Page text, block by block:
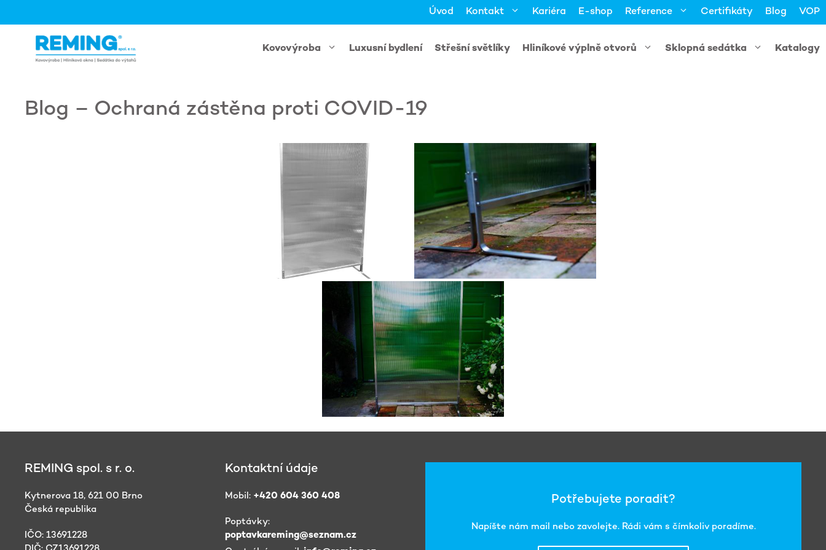
Úvod Kontakt Kariéra E-shop Reference Certifikáty Blog VOP
Kovovýroba Luxusní bydlení Střešní světlíky Hliníkové výplně otvorů Sklopná sedátka Katalogy
Blog – Ochraná zástěna proti COVID-19
REMING spol. s r. o.
Kytnerova 18, 621 00 Brno
Česká republika
IČO: 13691228
Kontaktní údaje
Mobil: +420 604 360 408
Poptávky:
poptavkareming@seznam.cz
Potřebujete poradit?
Napíšte nám mail nebo zavolejte. Rádi vám s čímkoliv poradíme.